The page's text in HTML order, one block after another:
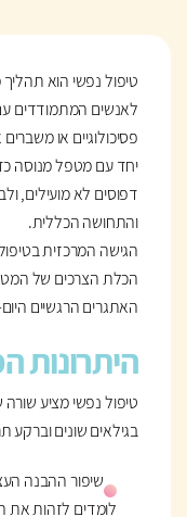
טיפול נפשי הוא
לאנשים המתמודדים
פסיכולוגיים או
יחד עם מטפל מנוסה
דפוסים לא מועילים,
והתחושה הכללית.
הגישה המרכזית
הכלת הצרכים של
האתגרים הרגשיים היום-
היתרונות
טיפול נפשי מציע
בגילאים שונים וברקע
שיפור ההבנה
לומדים לזהות את